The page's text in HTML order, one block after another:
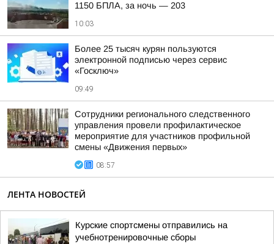
1150 БПЛА, за ночь — 203
10:03
Более 25 тысяч курян пользуются
электронной подписью через сервис
«Госключ»
09:49
Сотрудники регионального следственного
управления провели профилактическое
мероприятие для участников профильной
смены «Движения первых»
08:57
ЛЕНТА НОВОСТЕЙ
Курские спортсмены отправились на
учебнотренировочные сборы